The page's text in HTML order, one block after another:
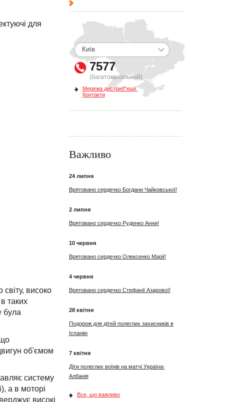
для
високо
таких
була
об'ємом
систему
а в моторі
високі
7577
(багатоканальний)
Мережа дистриб"юції.
Контакти
Важливо
24 липня
Врятовано сердечко Богдани Чайковської!
2 липня
Врятовано сердечко Руденко Анни!
10 червня
Врятовано сердечко Олексенко Марії!
4 червня
Врятовано сердечко Стефанії Азарової!
28 квітня
Подорож для дітей полеглих захисників в
Іспанію
7 квітня
Діти полеглих воїнів на матчі Україна-
Албанія
Все, що важливо